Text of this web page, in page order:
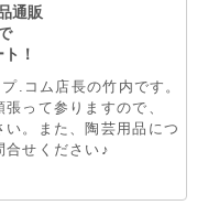
通販
！
.コム店長の竹内です。
って参りますので、
。また、陶芸用品につ
合せください♪